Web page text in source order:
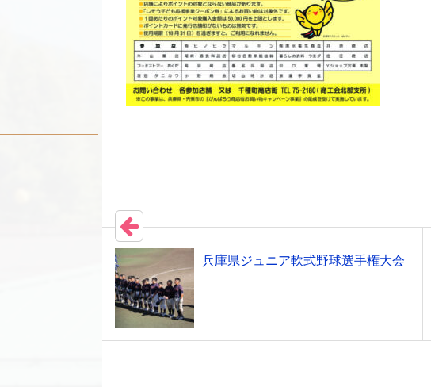
兵庫県ジュニア軟式野球選手権大会